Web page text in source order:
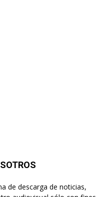
de descarga de noticias,